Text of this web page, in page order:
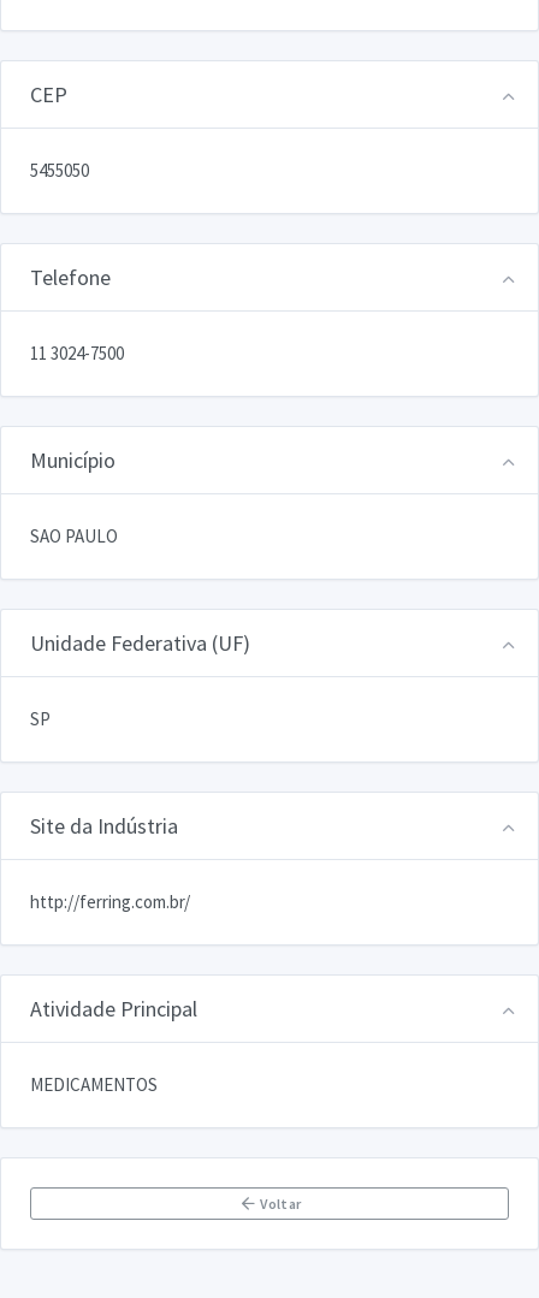
CEP
5455050
Telefone
11 3024-7500
Município
SAO PAULO
Unidade Federativa (UF)
SP
Site da Indústria
http://ferring.com.br/
Atividade Principal
MEDICAMENTOS
Voltar